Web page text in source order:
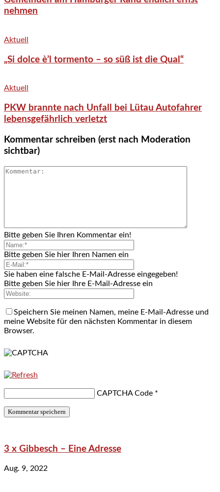
nehmen
Aktuell
„Si dolce è’l tormento – so süß ist die Qual“
Aktuell
PKW brannte nach Unfall bei Lütau Autofahrer
lebensgefährlich verletzt
Kommentar schreiben (erst nach Moderation
sichtbar)
Bitte geben Sie Ihren Kommentar ein!
Bitte geben Sie hier Ihren Namen ein
Sie haben eine falsche E-Mail-Adresse eingegeben!
Bitte geben Sie hier Ihre E-Mail-Adresse ein
Speichern Sie meinen Namen, meine E-Mail-Adresse und
meine Website für den nächsten Kommentar in diesem
Browser.
CAPTCHA Code *
3 x Gibbesch – Eine Adresse
Aug. 9, 2022